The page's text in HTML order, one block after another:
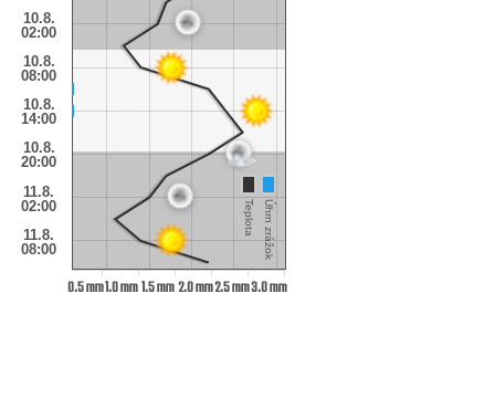
10.8.
02:00
10.8.
08:00
10.8.
14:00
10.8.
20:00
11.8.
02:00
11.8.
08:00
0.5 mm1.0 mm1.5 mm2.0 mm2.5 mm3.0 mm
Úhrn zrážok
Teplota